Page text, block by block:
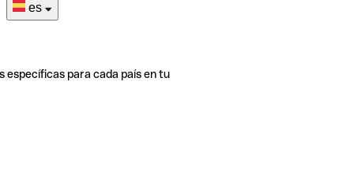
es
específicas para cada país en tu